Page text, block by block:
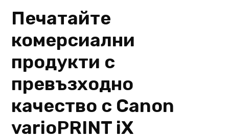
Печатайте
комерсиални
продукти с
превъзходно
качество с Canon
varioPRINT iX